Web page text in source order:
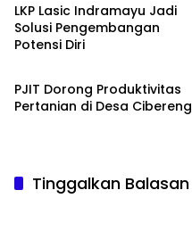
LKP Lasic Indramayu Jadi
Solusi Pengembangan
Potensi Diri
Berita
PJIT Dorong Produktivitas
Pertanian di Desa Cibereng
Tinggalkan Balasan